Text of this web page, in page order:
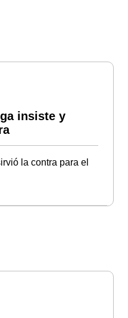
insiste y
la contra para el